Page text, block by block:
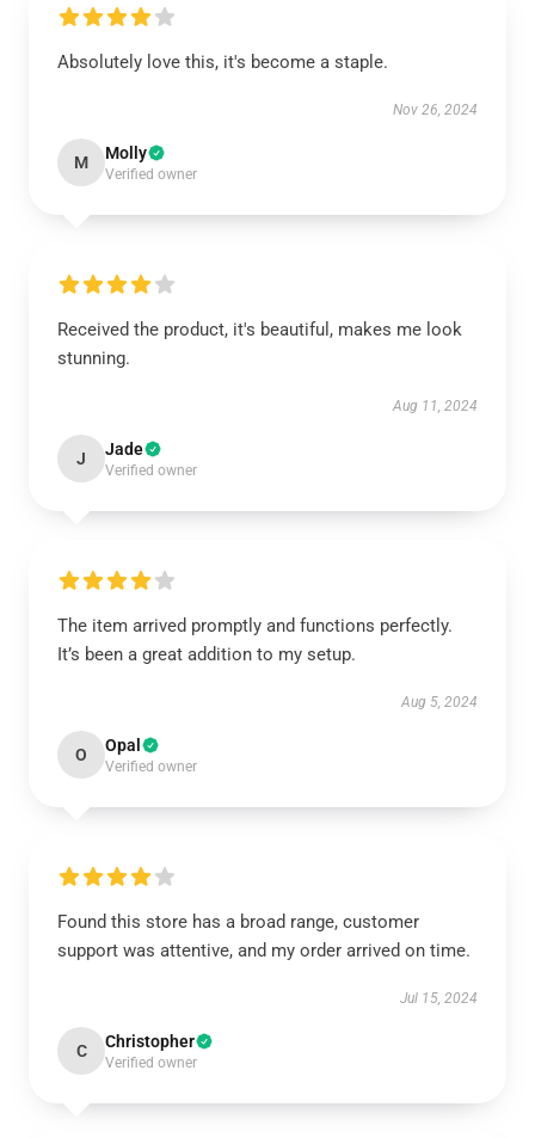
Absolutely love this, it's become a staple.
Nov 26, 2024
M Molly
Verified owner
Received the product, it's beautiful, makes me look
stunning.
Aug 11, 2024
J Jade
Verified owner
The item arrived promptly and functions perfectly.
It’s been a great addition to my setup.
Aug 5, 2024
O Opal
Verified owner
Found this store has a broad range, customer
support was attentive, and my order arrived on time.
Jul 15, 2024
C Christopher
Verified owner